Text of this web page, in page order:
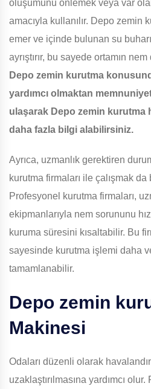
oluşumunu önlemek veya var
amacıyla kullanılır. Depo zemin
emer ve içinde bulunan su
ayrıştırır, bu sayede ortamın
Depo zemin kurutma
yardımcı olmaktan
ulaşarak Depo zemin kurutma
daha fazla bilgi alabilirsiniz.
Ayrıca, uzmanlık gerektiren
kurutma firmaları ile çalışmak
Profesyonel kurutma firmaları,
ekipmanlarıyla nem sorununu
kuruma süresini kısaltabilir. Bu
sayesinde kurutma işlemi daha
tamamlanabilir.
Depo zemin
Makinesi
Odaları düzenli olarak
uzaklaştırılmasına yardımcı